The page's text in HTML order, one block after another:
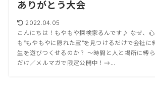
ありがとう大会
2022.04.05
こんにちは！もやもや探検家るんです♪ なぜ、
も“もやもやに隠れた宝”を見つけるだけで会社に
生を遊びつくせるのか？ 〜時間と人と場所に縛
だけ／メルマガで限定公開中！→...